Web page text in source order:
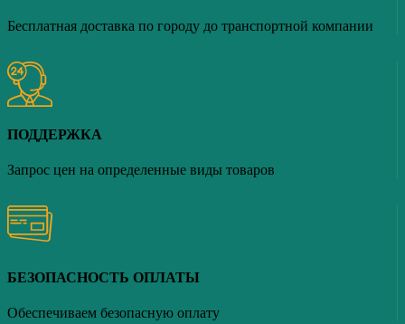
Бесплатная доставка по городу до транспортной компании
ПОДДЕРЖКА
Запрос цен на определенные виды товаров
БЕЗОПАСНОСТЬ ОПЛАТЫ
Обеспечиваем безопасную оплату